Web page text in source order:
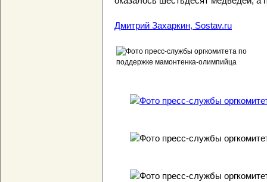
Дмитрий Захаркин, Sostav.ru